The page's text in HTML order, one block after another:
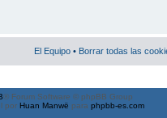
El Equipo • Borrar todas las
® Forum Software © phpBB Group
por Huan Manwë para phpbb-es.com